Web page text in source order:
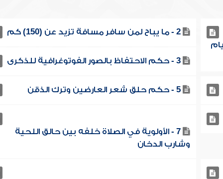
2 - ما يباح لمن سافر مسافة تزيد عن (150) كم
3 - حكم الاحتفاظ بالصور الفوتوغرافية للذكرى
5 - حكم حلق شعر العارضين وترك الذقن
7 - الأولوية في الصلاة خلفه بين حالق اللحية
وشارب الدخان